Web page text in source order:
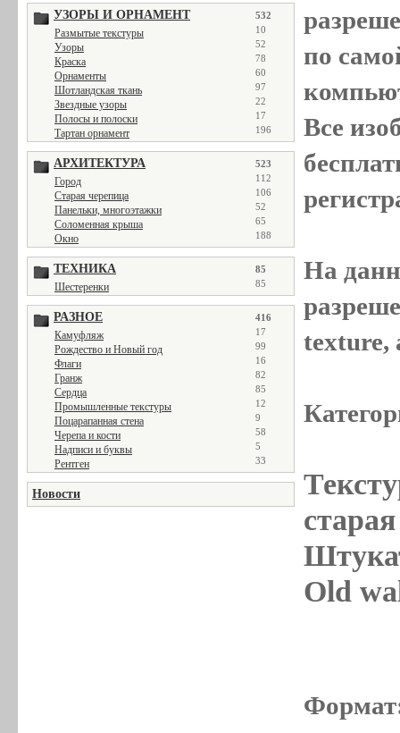
УЗОРЫ И ОРНАМЕНТ 532
Размытые текстуры 10
Узоры 52
Краска 78
Орнаменты 60
Шотландская ткань 97
Звездные узоры 22
Полосы и полоски 17
Тартан орнамент 196
АРХИТЕКТУРА 523
Город 112
Старая черепица 106
Панельки, многоэтажки 52
Соломенная крыша 65
Окно 188
ТЕХНИКА 85
Шестеренки 85
РАЗНОЕ 416
Камуфляж 17
Рождество и Новый год 99
Флаги 16
Гранж 82
Сердца 85
Промышленные текстуры 12
Поцарапанная стена 9
Черепа и кости 58
Надписи и буквы 5
Рентген 33
Новости
по
Все
На
texture,
Old